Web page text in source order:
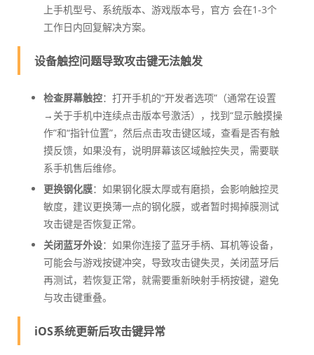
上手机型号、系统版本、游戏版本号，官方 会在1-3个
工作日内回复解决方案。
设备触控问题导致攻击键无法触发
检查屏幕触控：打开手机的“开发者选项”（通常在设置
→关于手机中连续点击版本号激活），找到“显示触摸操
作”和“指针位置”，然后点击攻击键区域，查看是否有触
摸反馈，如果没有，说明屏幕该区域触控失灵，需要联
系手机售后维修。
更换钢化膜：如果钢化膜太厚或有磨损，会影响触控灵
敏度，建议更换薄一点的钢化膜，或者暂时揭掉膜测试
攻击键是否恢复正常。
关闭蓝牙外设：如果你连接了蓝牙手柄、耳机等设备，
可能会与游戏按键冲突，导致攻击键失灵，关闭蓝牙后
再测试，若恢复正常，就需要重新映射手柄按键，避免
与攻击键重叠。
iOS系统更新后攻击键异常